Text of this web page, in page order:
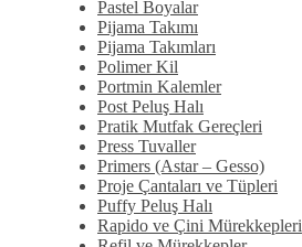
Pastel Boyalar
Pijama Takımı
Pijama Takımları
Polimer Kil
Portmin Kalemler
Post Peluş Halı
Pratik Mutfak Gereçleri
Press Tuvaller
Primers (Astar – Gesso)
Proje Çantaları ve Tüpleri
Puffy Peluş Halı
Rapido ve Çini Mürekkepleri